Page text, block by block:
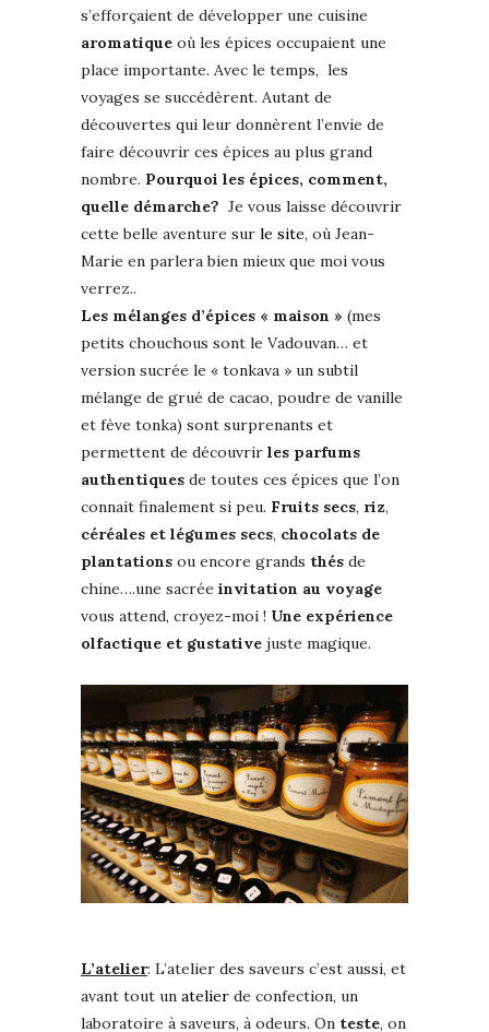
s’efforçaient de développer une cuisine
aromatique où les épices occupaient une
place importante. Avec le temps, les
voyages se succédèrent. Autant de
découvertes qui leur donnèrent l’envie de
faire découvrir ces épices au plus grand
nombre. Pourquoi les épices, comment,
quelle démarche? Je vous laisse découvrir
cette belle aventure sur le site, où Jean-
Marie en parlera bien mieux que moi vous
verrez..
Les mélanges d’épices « maison » (mes
petits chouchous sont le Vadouvan… et
version sucrée le « tonkava » un subtil
mélange de grué de cacao, poudre de vanille
et fève tonka) sont surprenants et
permettent de découvrir les parfums
authentiques de toutes ces épices que l’on
connait finalement si peu. Fruits secs, riz,
céréales et légumes secs, chocolats de
plantations ou encore grands thés de
chine….une sacrée invitation au voyage
vous attend, croyez-moi ! Une expérience
olfactique et gustative juste magique.
L’atelier: L’atelier des saveurs c’est aussi, et
avant tout un atelier de confection, un
laboratoire à saveurs, à odeurs. On teste, on